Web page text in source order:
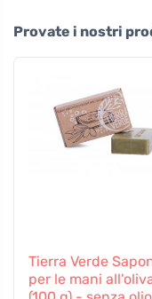
Provate i nostri
Tierra Verde
per le mani